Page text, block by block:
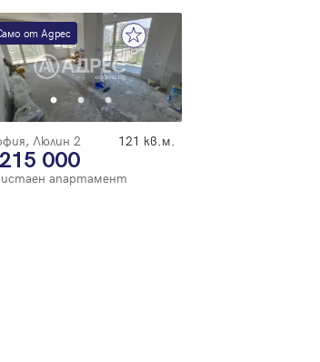
от Адрес
Люлин 2 121 кв.м.
215 000
апартамент